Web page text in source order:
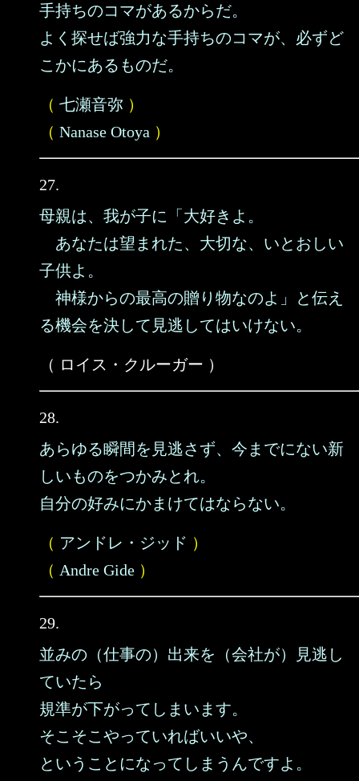
手持ちのコマがあるからだ。
よく探せば強力な手持ちのコマが、必ずど
こかにあるものだ。
（ 七瀬音弥 ）
（ Nanase Otoya ）
27.
母親は、我が子に「大好きよ。
あなたは望まれた、大切な、いとおしい
子供よ。
神様からの最高の贈り物なのよ」と伝え
る機会を決して見逃してはいけない。
（ ロイス・クルーガー ）
28.
あらゆる瞬間を見逃さず、今までにない新
しいものをつかみとれ。
自分の好みにかまけてはならない。
（ アンドレ・ジッド ）
（ Andre Gide ）
29.
並みの（仕事の）出来を（会社が）見逃し
ていたら
規準が下がってしまいます。
そこそこやっていればいいや、
ということになってしまうんですよ。